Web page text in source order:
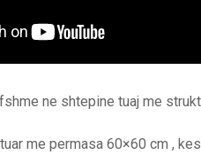
ne shtepine tuaj me
me permasa 60×60 cm ,